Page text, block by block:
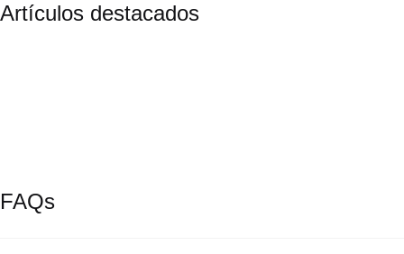
Artículos destacados
FAQs